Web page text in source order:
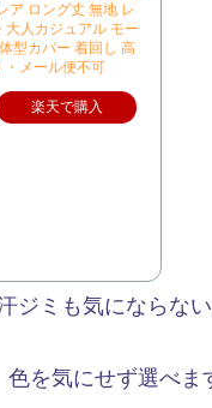
ア ロング丈 無地 レ
大人カジュアル モー
型カバー 着回し 高
・メール便不可
楽天で購入
ジミも気にならな
を気にせず選べま